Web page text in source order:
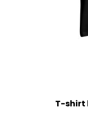
T-shirt